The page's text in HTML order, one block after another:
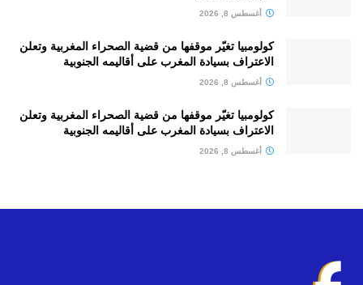
أغسطس 8, 2026
كولومبيا تغيّر موقفها من قضية الصحراء المغربية وتعلن
الاعتراف بسيادة المغرب على أقاليمه الجنوبية
أغسطس 8, 2026
كولومبيا تغيّر موقفها من قضية الصحراء المغربية وتعلن
الاعتراف بسيادة المغرب على أقاليمه الجنوبية
أغسطس 8, 2026